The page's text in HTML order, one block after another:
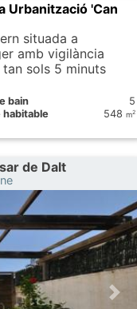
Urbanització 'Can
situada a
amb vigilància
sols 5 minuts
bain
5
habitable 548 m2
de Dalt